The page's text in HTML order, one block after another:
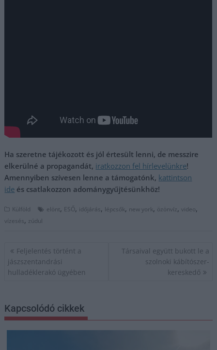
Ha szeretne tájékozott és jól értesült lenni, de messzire
elkerülné a propagandát, iratkozzon fel hírlevelünkre!
Amennyiben szívesen lenne a támogatónk, kattintson
ide és csatlakozzon adománygyűjtésünkhöz!
Külföld elönt, ESŐ, időjárás, lépcsők, new york, özönvíz,video,
vízesés, zúdul
Bejegyzés
navigáció
Feljelentés történt a
jászszentandrási
hulladéklerakó ügyében
Társaival együtt bukott le a
szolnoki kábítószer-
kereskedő
Kapcsolódó cikkek